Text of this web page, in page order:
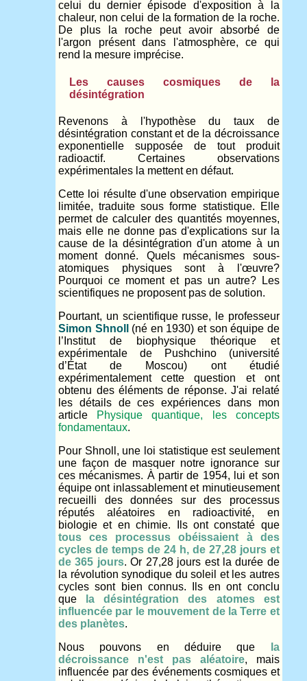
celui du dernier épisode d'exposition à la
chaleur, non celui de la formation de la roche.
De plus la roche peut avoir absorbé de
l'argon présent dans l'atmosphère, ce qui
rend la mesure imprécise.
Les causes cosmiques de la
désintégration
Revenons à l'hypothèse du taux de
désintégration constant et de la décroissance
exponentielle supposée de tout produit
radioactif. Certaines observations
expérimentales la mettent en défaut.
Cette loi résulte d'une observation empirique
limitée, traduite sous forme statistique. Elle
permet de calculer des quantités moyennes,
mais elle ne donne pas d'explications sur la
cause de la désintégration d'un atome à un
moment donné. Quels mécanismes sous-
atomiques physiques sont à l'œuvre?
Pourquoi ce moment et pas un autre? Les
scientifiques ne proposent pas de solution.
Pourtant, un scientifique russe, le professeur
Simon Shnoll
(né en 1930) et son équipe de
l’Institut de biophysique théorique et
expérimentale de Pushchino (université
d’État de Moscou) ont étudié
expérimentalement cette question et ont
obtenu des éléments de réponse. J'ai relaté
les détails de ces expériences dans mon
article
Physique quantique, les concepts
fondamentaux.
Pour Shnoll, une loi statistique est seulement
une façon de masquer notre ignorance sur
ces mécanismes. À partir de 1954, lui et son
équipe ont inlassablement et minutieusement
recueilli des données sur des processus
réputés aléatoires en radioactivité, en
biologie et en chimie. Ils ont constaté que
tous ces processus obéissaient à des
cycles de temps de 24 h, de 27,28 jours et
de 365 jours. Or 27,28 jours est la durée de
la révolution synodique du soleil et les autres
cycles sont bien connus. Ils en ont conclu
que
la désintégration des atomes est
influencée par le mouvement de la Terre et
des planètes.
Nous pouvons en déduire que
la
décroissance n'est pas aléatoire, mais
influencée par des événements cosmiques et